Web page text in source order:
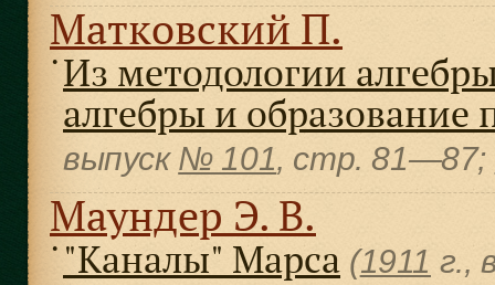
Матковский П.
● Из методологии
алгебры и
выпуск № 101, cтр. 81—87;
Маундер Э. В.
● "Каналы" Марса (1911 г.,